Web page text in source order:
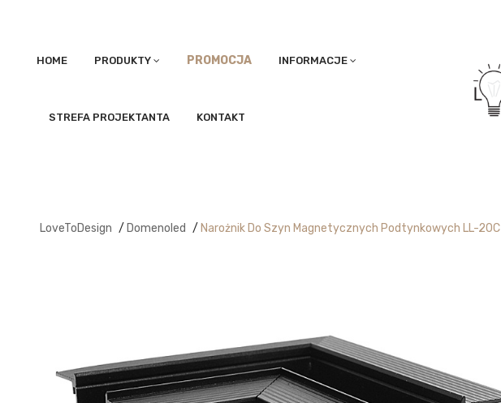
HOME PRODUKTY PROMOCJA INFORMACJE
STREFA PROJEKTANTA KONTAKT
LoveToDesign / Domenoled / Narożnik Do Szyn Magnetycznych Podtynkowych LL-20C